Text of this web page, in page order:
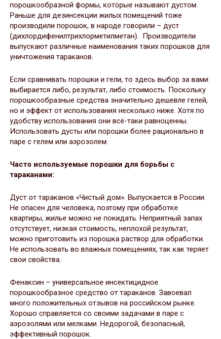
порошкообразной формы, которые называют дустом.
Раньше для дезинсекции жилых помещений тоже
производили порошок, в народе говорили – дуст
(дихлордифенилтрихлорметилметан). Производители
выпускают различные наименования таких порошков для
уничтожения тараканов.
Если сравнивать порошки и гели, то здесь выбор за вами:
выбирается либо, результат, либо стоимость. Поскольку
порошкообразные средства значительно дешевле гелей,
но и эффект от использования несколько ниже. Хотя по
удобству использования они всё-таки равноценны.
Использовать дусты или порошки более рационально в
паре с гелем или аэрозолем.
Часто используемые порошки для борьбы с
тараканами:
Дуст от тараканов «Чистый дом». Выпускается в России.
Не опасен для человека, поэтому при обработке
квартиры, жилье можно не покидать. Неприятный запах
отсутствует, низкая стоимость, неплохой результат,
можно приготовить из порошка раствор для обработки.
Не использовать во влажных помещениях, так как теряет
свои свойства.
Фенаксин – универсальное инсектицидное
порошкообразное средство от тараканов. Завоевал
много положительных отзывов на российском рынке.
Хорошо справляется со своими задачами в паре с
аэрозолями или мелками. Недорогой, безопасный,
эффективный порошок.